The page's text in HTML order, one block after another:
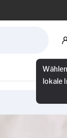
lokale